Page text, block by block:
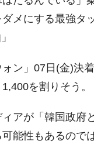
メにする最強タ
ォン」07日(金)決
を割りそう。
アが「韓国政府
可能性もあるので